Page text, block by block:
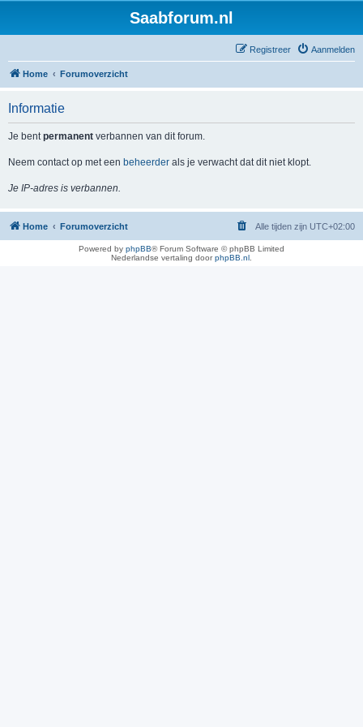
Saabforum.nl
Aanmelden
Registreer
Home Forumoverzicht
Informatie
Je bentpermanent verbannen van dit forum.
Neem contact op met een beheerder als je verwacht dat dit niet klopt.
Je IP-adres is verbannen.
Home Forumoverzicht Alle tijden zijn UTC+02:00
Powered by phpBB® Forum Software © phpBB Limited
Nederlandse vertaling doorphpBB.nl